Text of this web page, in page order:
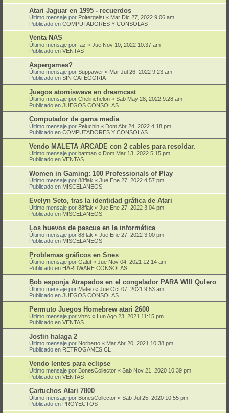
Atari Jaguar en 1995 - recuerdos
Último mensaje por Poltergeist « Mar Dic 27, 2022 9:06 am
Publicado en COMPUTADORES Y CONSOLAS
Venta NAS
Último mensaje por faz « Jue Nov 10, 2022 10:37 am
Publicado en VENTAS
Aspergames?
Último mensaje por Suppawer « Mar Jul 26, 2022 9:23 am
Publicado en SIN CATEGORIA
Juegos atomiswave en dreamcast
Último mensaje por Chelinchelon « Sab May 28, 2022 9:28 am
Publicado en JUEGOS CONSOLAS
Computador de gama media
Último mensaje por Peluchin « Dom Abr 24, 2022 4:18 pm
Publicado en COMPUTADORES Y CONSOLAS
Vendo MALETA ARCADE con 2 cables para resoldar.
Último mensaje por batman « Dom Mar 13, 2022 5:15 pm
Publicado en VENTAS
Women in Gaming: 100 Professionals of Play
Último mensaje por 88flak « Jue Ene 27, 2022 4:57 pm
Publicado en MISCELANEOS
Evelyn Seto, tras la identidad gráfica de Atari
Último mensaje por 88flak « Jue Ene 27, 2022 3:04 pm
Publicado en MISCELANEOS
Los huevos de pascua en la informática
Último mensaje por 88flak « Jue Ene 27, 2022 3:00 pm
Publicado en MISCELANEOS
Problemas gráficos en Snes
Último mensaje por Galut « Jue Nov 04, 2021 12:14 am
Publicado en HARDWARE CONSOLAS
Bob esponja Atrapados en el congelador PARA WIII QuIero
Último mensaje por Mateo « Jue Oct 07, 2021 9:53 am
Publicado en JUEGOS CONSOLAS
Permuto Juegos Homebrew atari 2600
Último mensaje por vhzc « Lun Ago 23, 2021 11:15 pm
Publicado en VENTAS
Jostin halaga 2
Último mensaje por Norberto « Mar Abr 20, 2021 10:38 pm
Publicado en RETROGAMES.CL
Vendo lentes para eclipse
Último mensaje por BonesCollector « Sab Nov 21, 2020 10:39 pm
Publicado en VENTAS
Cartuchos Atari 7800
Último mensaje por BonesCollector « Sab Jul 25, 2020 10:55 pm
Publicado en PROYECTOS